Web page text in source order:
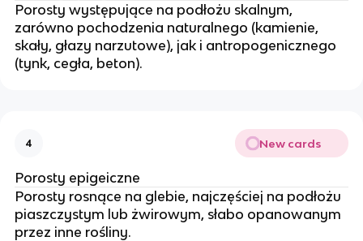
Porosty występujące na podłożu skalnym,
zarówno pochodzenia naturalnego (kamienie,
skały, głazy narzutowe), jak i antropogenicznego
(tynk, cegła, beton).
4 New cards
Porosty epigeiczne
Porosty rosnące na glebie, najczęściej na podłożu
piaszczystym lub żwirowym, słabo opanowanym
przez inne rośliny.